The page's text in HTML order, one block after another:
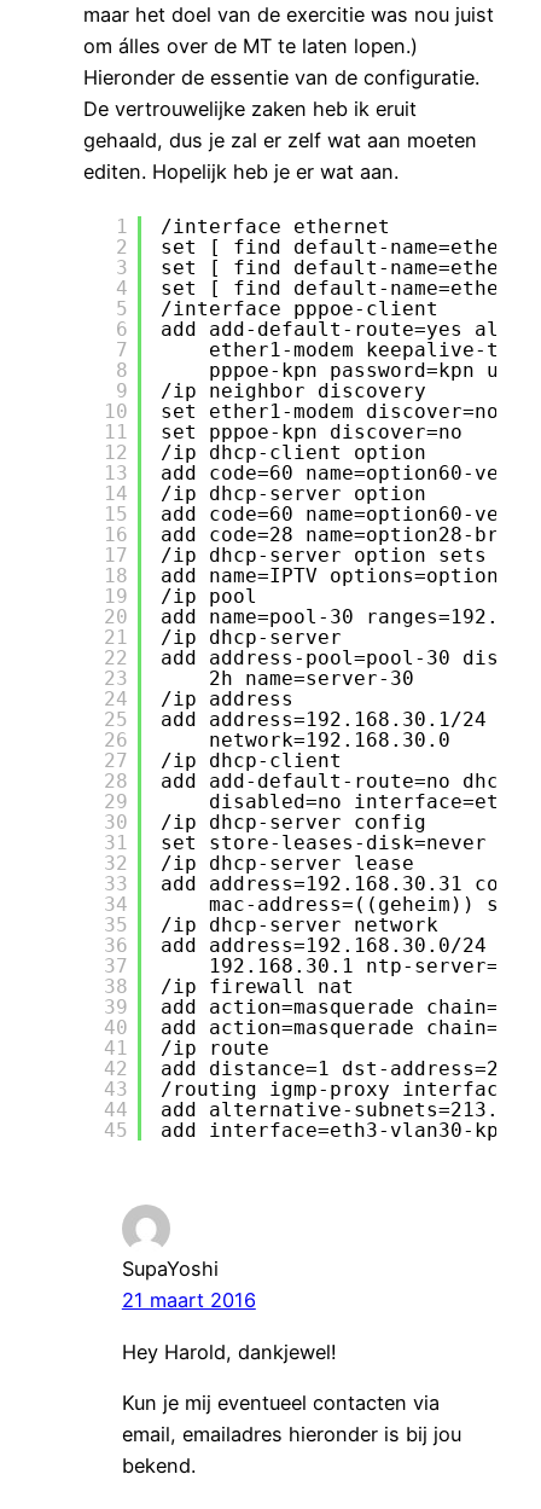
maar het doel van de exercitie was nou juist
om álles over de MT te laten lopen.)
Hieronder de essentie van de configuratie.
De vertrouwelijke zaken heb ik eruit
gehaald, dus je zal er zelf wat aan moeten
editen. Hopelijk heb je er wat aan.
1
2
3
4
5
6
7
8
9
10
11
12
13
14
15
16
17
18
19
20
21
22
23
24
25
26
27
28
29
30
31
32
33
34
35
36
37
38
39
40
41
42
43
44
45
/interface ethernet
set [ find default-name=ether1 ]
set [ find default-name=ether2
set [ find default-name=ether3
/interface pppoe-client
add add-default-route=yes
ether1-modem keepalive-
pppoe-kpn password=kpn
/ip neighbor discovery
set ether1-modem discover=no
set pppoe-kpn discover=no
/ip dhcp-client option
add code=60 name=option60-
/ip dhcp-server option
add code=60 name=option60-
add code=28 name=option28-
/ip dhcp-server option sets
add name=IPTV
/ip pool
add name=pool-30
/ip dhcp-server
add address-pool=pool-30
2h name=server-30
/ip address
add address=192.168.30.1/24
network=192.168.30.0
/ip dhcp-client
add add-default-route=no
disabled=no
/ip dhcp-server config
set store-leases-disk=never
/ip dhcp-server lease
add address=192.168.30.31
mac-address=((geheim))
/ip dhcp-server network
add address=192.168.30.0/24
192.168.30.1 ntp-
/ip firewall nat
add action=masquerade
add action=masquerade
/ip route
add distance=1 dst-
/routing igmp-proxy interface
add alternative-
add interface=eth3-vlan30-kpntv
SupaYoshi
21 maart 2016
Hey Harold, dankjewel!
Kun je mij eventueel contacten via
email, emailadres hieronder is bij jou
bekend.